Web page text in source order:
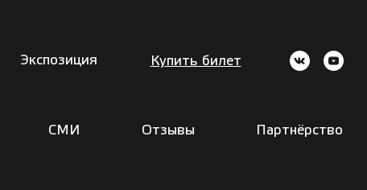
Экспозиция Купить билет
СМИ Отзывы Партнёрство